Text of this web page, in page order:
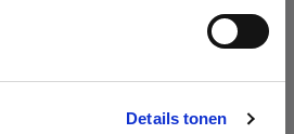
Details tonen